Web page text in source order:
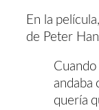
En la
de Peter
andaba
quería